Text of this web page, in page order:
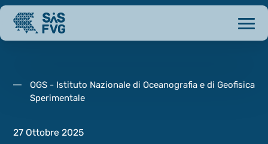
OGS - Istituto Nazionale di Oceanografia e di Geofisica
Sperimentale
27 Ottobre 2025